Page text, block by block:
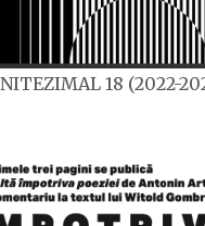
18 (2022-